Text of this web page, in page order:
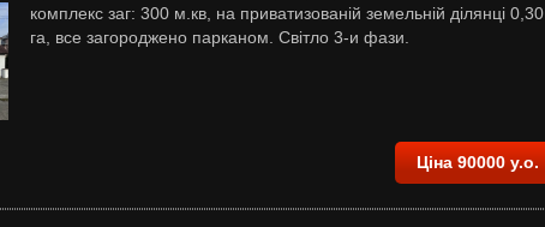
комплекс заг: 300 м.кв, на приватизованій земельній ділянці 0,30
га, все загороджено парканом. Світло 3-и фази.
Ціна 90000 у.о.